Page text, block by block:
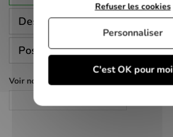
Description
Poser une question
Voir nos autres pages :
C'est OK pour moi
Refuser les cookies
Personnaliser